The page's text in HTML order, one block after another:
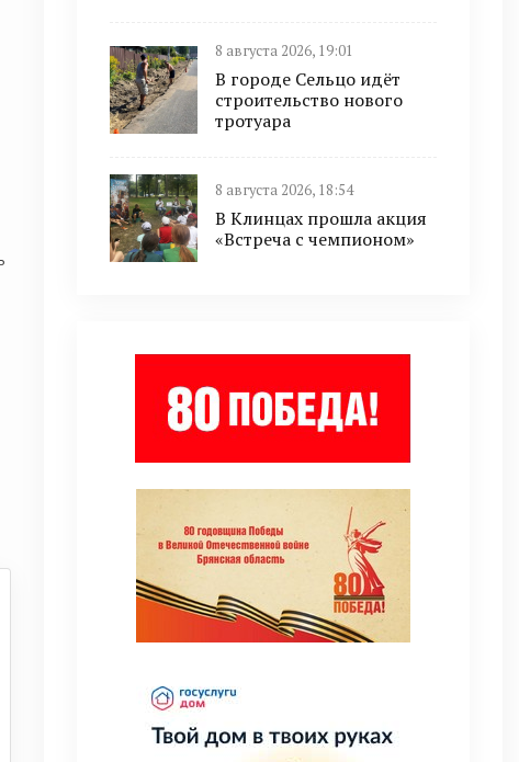
8 августа 2026, 19:01
В городе Сельцо идёт
строительство нового
тротуара
8 августа 2026, 18:54
В Клинцах прошла акция
«Встреча с чемпионом»